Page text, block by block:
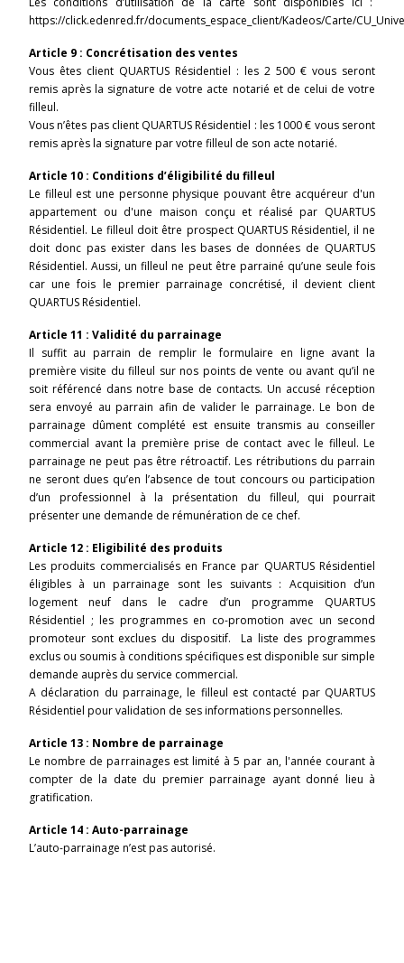
https://click.edenred.fr/documents_espace_client/Kadeos/Carte/
Article 9 : Concrétisation des ventes
Vous êtes client QUARTUS Résidentiel : les 2 500 € vous seront
remis après la signature de votre acte notarié et de celui de votre
filleul.
Vous n’êtes pas client QUARTUS Résidentiel : les 1000 € vous seront
remis après la signature par votre filleul de son acte notarié.
Article 10 : Conditions d’éligibilité du filleul
Le filleul est une personne physique pouvant être acquéreur d'un
appartement ou d'une maison conçu et réalisé par QUARTUS
Résidentiel. Le filleul doit être prospect QUARTUS Résidentiel, il ne
doit donc pas exister dans les bases de données de QUARTUS
Résidentiel. Aussi, un filleul ne peut être parrainé qu’une seule fois
car une fois le premier parrainage concrétisé, il devient client
QUARTUS Résidentiel.
Article 11 : Validité du parrainage
Il suffit au parrain de remplir le formulaire en ligne avant la
première visite du filleul sur nos points de vente ou avant qu’il ne
soit référencé dans notre base de contacts. Un accusé réception
sera envoyé au parrain afin de valider le parrainage. Le bon de
parrainage dûment complété est ensuite transmis au conseiller
commercial avant la première prise de contact avec le filleul. Le
parrainage ne peut pas être rétroactif. Les rétributions du parrain
ne seront dues qu’en l’absence de tout concours ou participation
d’un professionnel à la présentation du filleul, qui pourrait
présenter une demande de rémunération de ce chef.
Article 12 : Eligibilité des produits
Les produits commercialisés en France par QUARTUS Résidentiel
éligibles à un parrainage sont les suivants : Acquisition d’un
logement neuf dans le cadre d’un programme QUARTUS
Résidentiel ; les programmes en co-promotion avec un second
promoteur sont exclues du dispositif. La liste des programmes
exclus ou soumis à conditions spécifiques est disponible sur simple
demande auprès du service commercial.
A déclaration du parrainage, le filleul est contacté par QUARTUS
Résidentiel pour validation de ses informations personnelles.
Article 13 : Nombre de parrainage
Le nombre de parrainages est limité à 5 par an, l'année courant à
compter de la date du premier parrainage ayant donné lieu à
gratification.
Article 14 : Auto-parrainage
L’auto-parrainage n’est pas autorisé.